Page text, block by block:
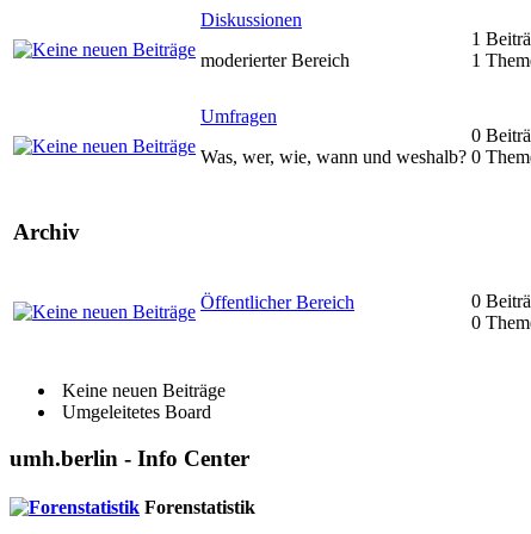
Diskussionen
moderierter Bereich
1
1
Umfragen
Was, wer, wie, wann und weshalb?
0
0
Archiv
Öffentlicher Bereich
0
0
Keine neuen Beiträge
Umgeleitetes Board
umh.berlin - Info Center
Forenstatistik